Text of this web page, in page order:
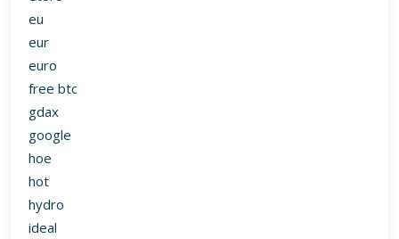
eu
eur
euro
free btc
gdax
google
hoe
hot
hydro
ideal